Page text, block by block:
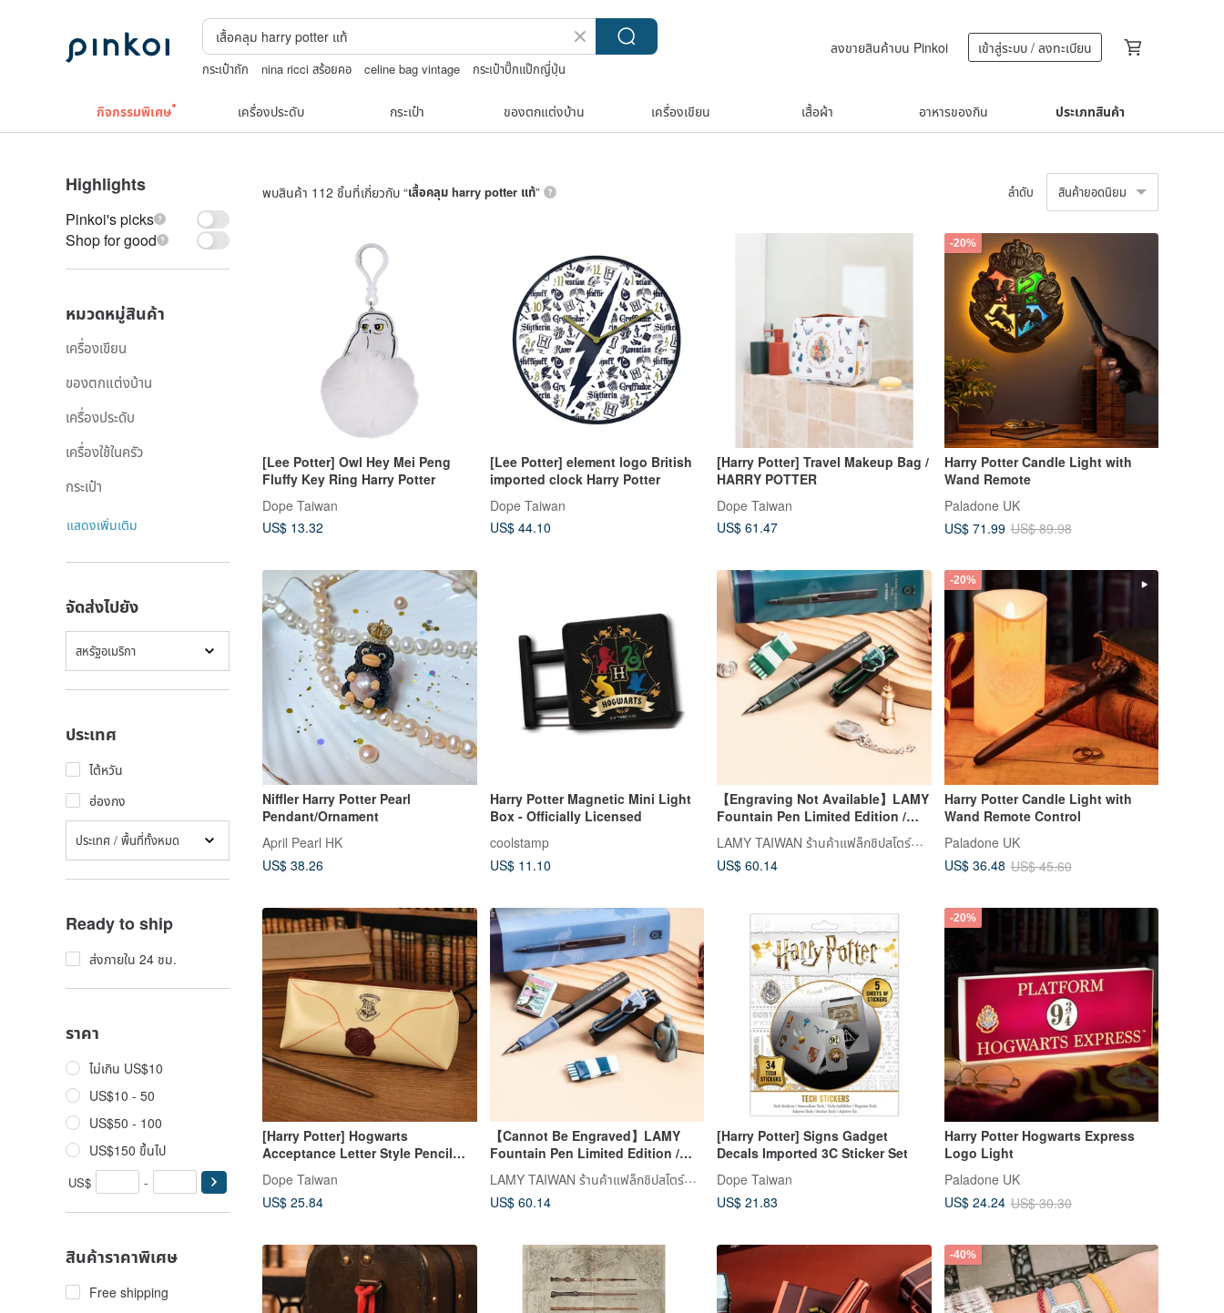
กระเป๋าถัก nina ricci สร้อยคอ celine bag vintage
กระเป๋าปิ๊กแป๊กญี่ปุ่น
ลงขายสินค้าบน Pinkoi เข้าสู่ระบบ / ลงทะเบียน
กิจกรรมพิเศษ เครื่องประดับ กระเป๋า ของตกแต่งบ้าน เครื่องเขียน เสื้อผ้า อาหารของกิน ประเภทสินค้า
Highlights
Pinkoi's picks
Shop for good
หมวดหมู่สินค้า
เครื่องเขียน
ของตกแต่งบ้าน
เครื่องประดับ
เครื่องใช้ในครัว
กระเป๋า
แสดงเพิ่มเติม
จัดส่งไปยัง
สหรัฐอเมริกา
ประเทศ
ไต้หวัน
ฮ่องกง
ประเทศ / พื้นที่ทั้งหมด
Ready to ship
ส่งภายใน 24 ชม.
ราคา
ไม่เกิน US$10
US$10 - 50
US$50 - 100
US$150 ขึ้นไป
US$ -
สินค้าราคาพิเศษ
Free shipping
พบสินค้า 112 ชิ้นที่เกี่ยวกับ “เสื้อคลุม harry potter แท้” ลำดับ สินค้ายอดนิยม
[Lee Potter] Owl Hey Mei Peng
Fluffy Key Ring Harry Potter
Dope Taiwan
US$ 13.32
[Lee Potter] element logo British
imported clock Harry Potter
Dope Taiwan
US$ 44.10
[Harry Potter] Travel Makeup Bag /
HARRY POTTER
Dope Taiwan
US$ 61.47
-20%
Harry Potter Candle Light with
Wand Remote
Paladone UK
US$ 71.99 US$ 89.98
Niffler Harry Potter Pearl
Pendant/Ornament
April Pearl HK
US$ 38.26
Harry Potter Magnetic Mini Light
Box - Officially Licensed
coolstamp
US$ 11.10
【Engraving Not Available】LAMY
Fountain Pen Limited Edition /
SAFARI - Harry Potter Slytherin
Green
LAMY TAIWAN ร้านค้าแฟล็กชิปสโตร์ทางการ
US$ 60.14
-20%
Harry Potter Candle Light with
Wand Remote Control
Paladone UK
US$ 36.48 US$ 45.60
[Harry Potter] Hogwarts
Acceptance Letter Style Pencil
Case
Dope Taiwan
US$ 25.84
【Cannot Be Engraved】LAMY
Fountain Pen Limited Edition /
SAFARI - Harry Potter Ravenclaw
Blue
LAMY TAIWAN ร้านค้าแฟล็กชิปสโตร์ทางการ
US$ 60.14
[Harry Potter] Signs Gadget
Decals Imported 3C Sticker Set
Dope Taiwan
US$ 21.83
-20%
Harry Potter Hogwarts Express
Logo Light
Paladone UK
US$ 24.24 US$ 30.30
-40%